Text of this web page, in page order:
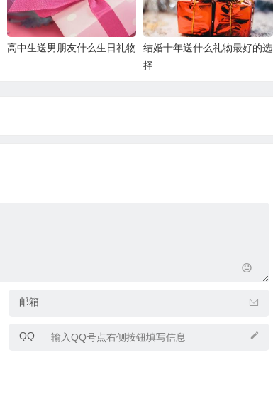
高中生送男朋友什么生日礼物
结婚十年送什么礼物最好的选
择
邮箱
QQ